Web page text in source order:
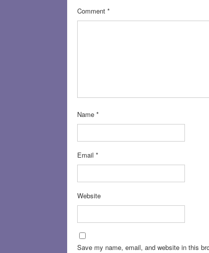
Comment*
Name*
Email*
Website
Save my name, email, and website in this